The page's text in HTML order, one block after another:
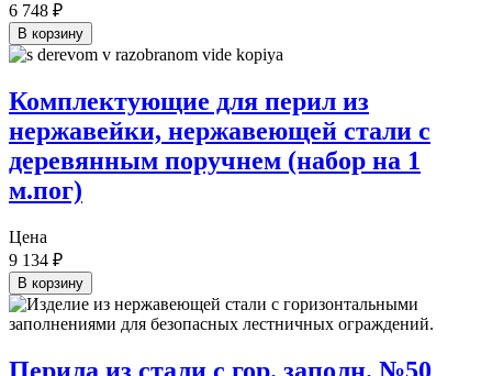
6 748 ₽
В корзину
Комплектующие для перил из
нержавейки, нержавеющей стали с
деревянным поручнем (набор на 1
м.пог)
Цена
9 134 ₽
В корзину
Перила из стали с гор. заполн. №50